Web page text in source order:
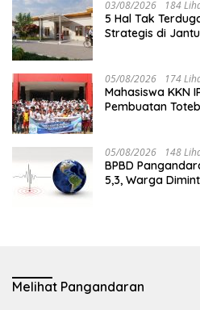
03/08/2026 184
5 Hal Tak
Strategis di
05/08/2026 174
Mahasiswa KKN
Pembuatan
05/08/2026 148
BPBD
5,3, Warga
Melihat Pangandaran